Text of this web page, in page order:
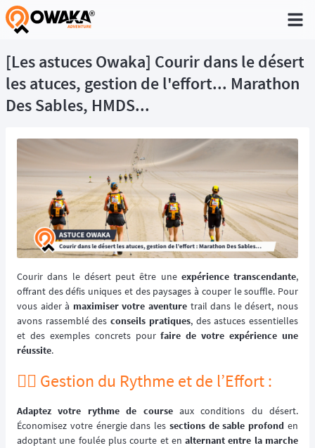
®
[Les astuces Owaka] Courir dans le désert
les atuces, gestion de l'effort... Marathon
Des Sables, HMDS...
Courir dans le désert peut être une expérience transcendante,
offrant des défis uniques et des paysages à couper le souffle. Pour
vous aider à maximiser votre aventure trail dans le désert, nous
avons rassemblé desconseils pratiques, des astuces essentielles
et des exemples concrets pourfaire de votre expérience une
réussite.
🏃‍♂️ Gestion du Rythme et de l’Effort :
Adaptez votre rythme de courseaux conditions du désert.
Économisez votre énergie dans les sections de sable profond en
adoptant une foulée plus courte et enalternant entre la marche